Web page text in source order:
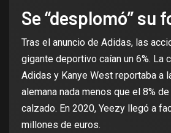
Se “desplomó” su
Tras el anuncio de Adidas, las
gigante deportivo caían un 6%. La
Adidas y Kanye West reportaba a
alemana nada menos que el 8%
calzado. En 2020, Yeezy llegó a
millones de euros.